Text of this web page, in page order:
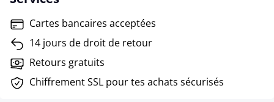
Cartes bancaires acceptées
14 jours de droit de retour
Retours gratuits
Chiffrement SSL pour tes achats sécurisés